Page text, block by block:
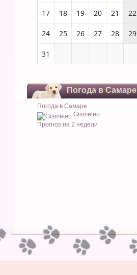
17 18 19 20 21 22
24 25 26 27 28 29
31
Погода в Самаре
Погода в Самаре
Gismeteo
Прогноз на 2 недели